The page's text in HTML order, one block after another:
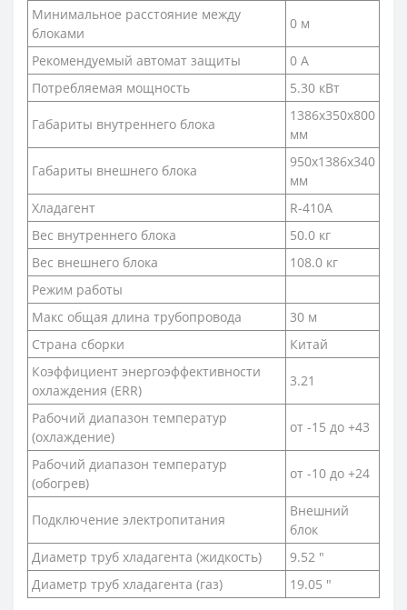
Минимальное расстояние между
блоками
0 м
Рекомендуемый автомат защиты
0 А
Потребляемая мощность
5.30 кВт
Габариты внутреннего блока
1386х350х800
мм
Габариты внешнего блока
950х1386х340
мм
Хладагент
R-410A
Вес внутреннего блока
50.0 кг
Вес внешнего блока
108.0 кг
Режим работы
Макс общая длина трубопровода
30 м
Страна сборки
Китай
Коэффициент энергоэффективности
охлаждения (ERR)
3.21
Рабочий диапазон температур
(охлаждение)
от -15 до +43
Рабочий диапазон температур
(обогрев)
от -10 до +24
Подключение электропитания
Внешний
блок
Диаметр труб хладагента (жидкость)
9.52 "
Диаметр труб хладагента (газ)
19.05 "